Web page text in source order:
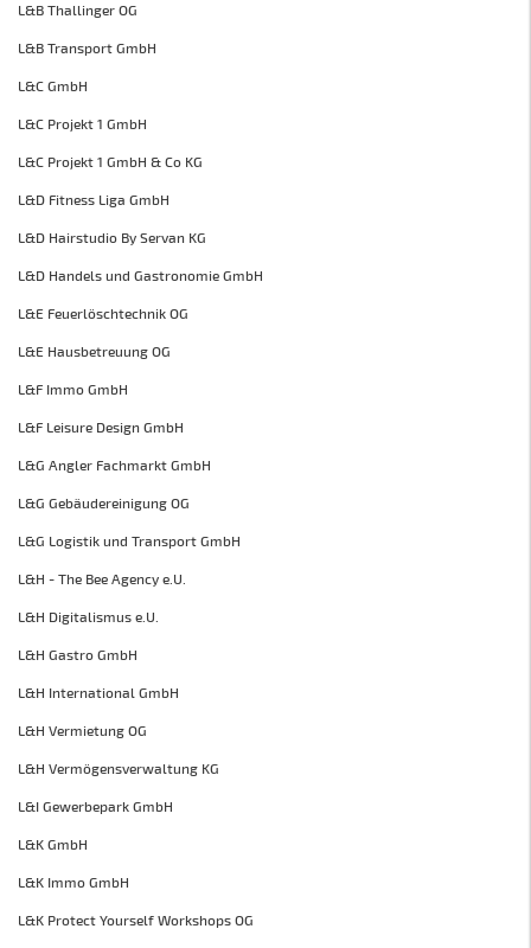
L&B Thallinger OG
L&B Transport GmbH
L&C GmbH
L&C Projekt 1 GmbH
L&C Projekt 1 GmbH & Co KG
L&D Fitness Liga GmbH
L&D Hairstudio By Servan KG
L&D Handels und Gastronomie GmbH
L&E Feuerlöschtechnik OG
L&E Hausbetreuung OG
L&F Immo GmbH
L&F Leisure Design GmbH
L&G Angler Fachmarkt GmbH
L&G Gebäudereinigung OG
L&G Logistik und Transport GmbH
L&H - The Bee Agency e.U.
L&H Digitalismus e.U.
L&H Gastro GmbH
L&H International GmbH
L&H Vermietung OG
L&H Vermögensverwaltung KG
L&I Gewerbepark GmbH
L&K GmbH
L&K Immo GmbH
L&K Protect Yourself Workshops OG